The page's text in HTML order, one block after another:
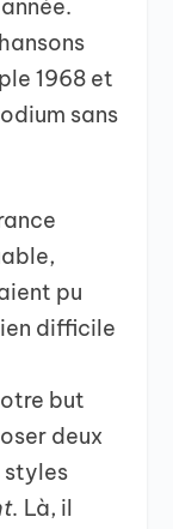
1968 et
sans
pu
difficile
but
deux
styles
Là, il